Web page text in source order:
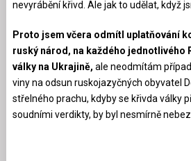
nevyrábění křivd. Ale jak to udělat, když
Proto jsem včera odmítl uplatňování
ruský národ, na každého jednotlivého
války na Ukrajině, ale neodmítám
viny na odsun ruskojazyčných obyvatel
střelného prachu, kdyby se křivda války
soudními verdikty, by byl nesmírně